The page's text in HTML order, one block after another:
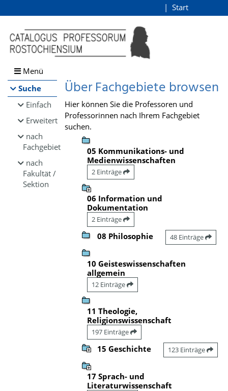
Browsen
direkt zum Inhalt
Start
Menü
Suche
Einfach
Erweitert
nach
Fachgebiet
nach
Fakultät /
Sektion
Über Fachgebiete browsen
Hier können Sie die Professoren und
Professorinnen nach Ihrem Fachgebiet
suchen.
05 Kommunikations- und
Medienwissenschaften
2 Einträge
06 Information und
Dokumentation
2 Einträge
08 Philosophie 48 Einträge
10 Geisteswissenschaften
allgemein
12 Einträge
11 Theologie,
Religionswissenschaft
197 Einträge
15 Geschichte 123 Einträge
17 Sprach- und
Literaturwissenschaft